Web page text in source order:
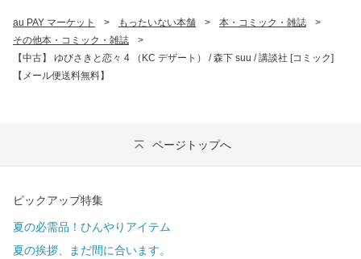
au PAY マーケット > もったいない本舗 > 本・コミック・雑誌
>
その他本・コミック・雑誌
>
【中古】 ゆびさきと恋々 4 （KC デザート） / 森下 suu / 講談社 [コミック]
【メール便送料無料】
ページトップへ
ピックアップ特集
夏の必需品！ひんやりアイテム
夏の挨拶、まだ間に合います。